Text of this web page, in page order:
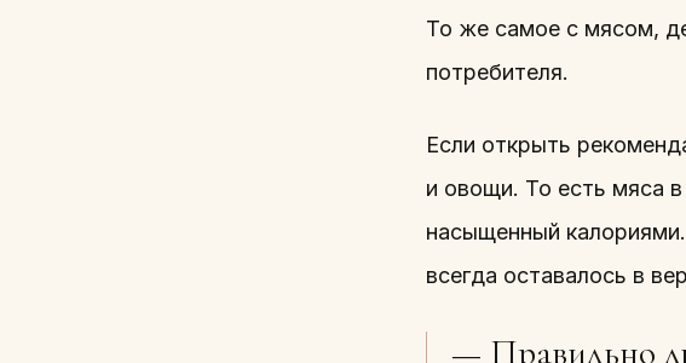
То же самое с мясом,
потребителя.
Если открыть
и овощи. То есть мяса
насыщенный
всегда оставалось в
— Правильно